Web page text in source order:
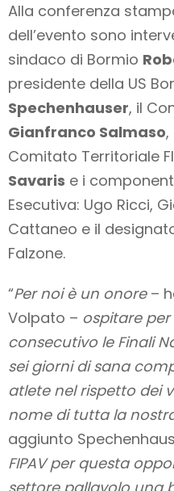
Alla conferenza
dell’evento sono
sindaco di Bormio
presidente della US
Spechenhauser, il
Gianfranco Salmaso,
Comitato Territoriale
Savaris e i
Esecutiva: Ugo Ricci,
Cattaneo e il
Falzone.
“Per noi è un onore–
Volpato – ospitare
consecutivo le Finali
sei giorni di sana
atlete nel rispetto dei
nome di tutta la
aggiunto
FIPAV per questa